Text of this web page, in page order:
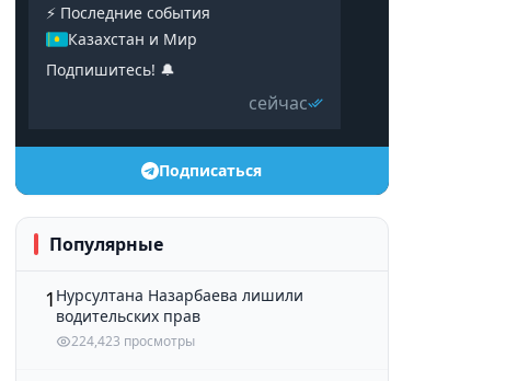
⚡️ Последние события
Казахстан и Мир
Подпишитесь! 🔔
сейчас
Подписаться
Популярные
1 Нурсултана Назарбаева лишили
водительских прав
224,423 просмотры